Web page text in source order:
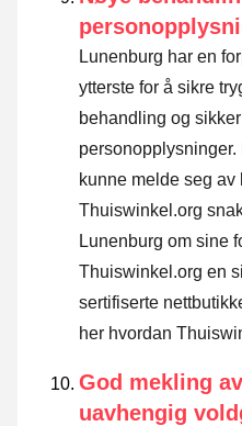
Lunenburg har en
ytterste for å sikre
behandling og
kunne melde seg av
Thuiswinkel.org
Lunenburg om sine
Thuiswinkel.org en
sertifiserte
her hvordan
God mekling
uavhengig